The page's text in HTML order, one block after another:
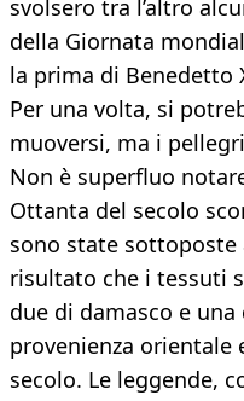
svolsero tra l’altro
della Giornata
la prima di Benedetto
Per una volta, si
muoversi, ma i
Non è superfluo
Ottanta del secolo
sono state sottoposte
risultato che i tessuti
due di damasco e
provenienza
secolo. Le leggende,